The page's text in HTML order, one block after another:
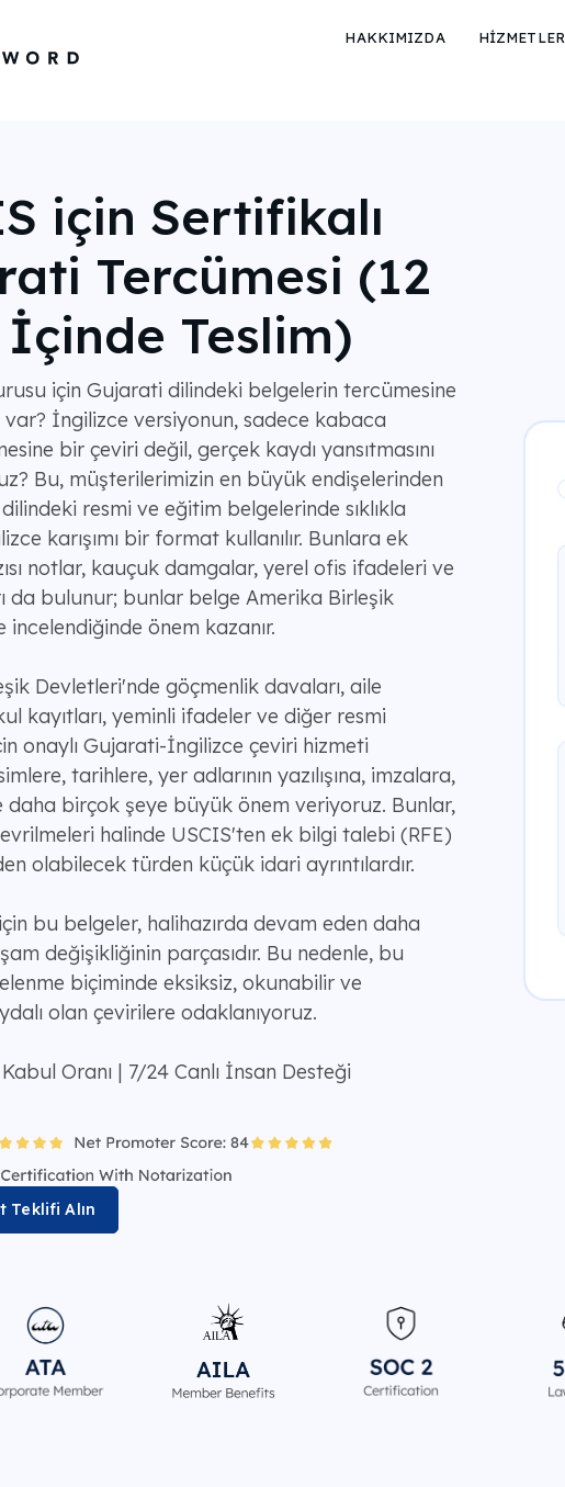
HAKKIMIZDA HİZMETLER
için Sertifikalı
Tercümesi (12
Teslim)
için Gujarati dilindeki belgelerin tercümesine
var? İngilizce versiyonun, sadece kabaca
bir çeviri değil, gerçek kaydı yansıtmasını
Bu, müşterilerimizin en büyük endişelerinden
resmi ve eğitim belgelerinde sıklıkla
karışımı bir format kullanılır. Bunlara ek
notlar, kauçuk damgalar, yerel ofis ifadeleri ve
da bulunur; bunlar belge Amerika Birleşik
incelendiğinde önem kazanır.
Devletleri'nde göçmenlik davaları, aile
kayıtları, yeminli ifadeler ve diğer resmi
onaylı Gujarati-İngilizce çeviri hizmeti
tarihlere, yer adlarının yazılışına, imzalara,
daha birçok şeye büyük önem veriyoruz. Bunlar,
halinde USCIS'ten ek bilgi talebi (RFE)
olabilecek türden küçük idari ayrıntılardır.
bu belgeler, halihazırda devam eden daha
değişikliğinin parçasıdır. Bu nedenle, bu
biçiminde eksiksiz, okunabilir ve
olan çevirilere odaklanıyoruz.
Oranı | 7/24 Canlı İnsan Desteği
Teklifi Alın